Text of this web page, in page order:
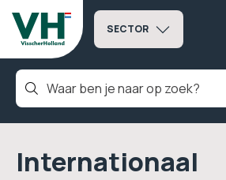
SECTOR
Internationaal